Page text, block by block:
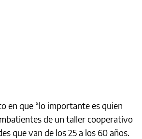
en que “lo importante es quien
de un taller cooperativo
que van de los 25 a los 60 años.